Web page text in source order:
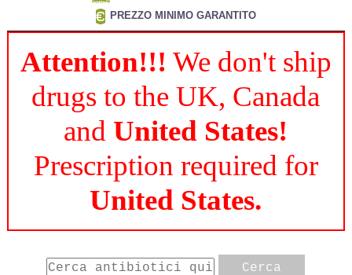
PREZZO MINIMO GARANTITO
Attention!!! We don't ship
drugs to the UK, Canada
and United States!
Prescription required for
United States.